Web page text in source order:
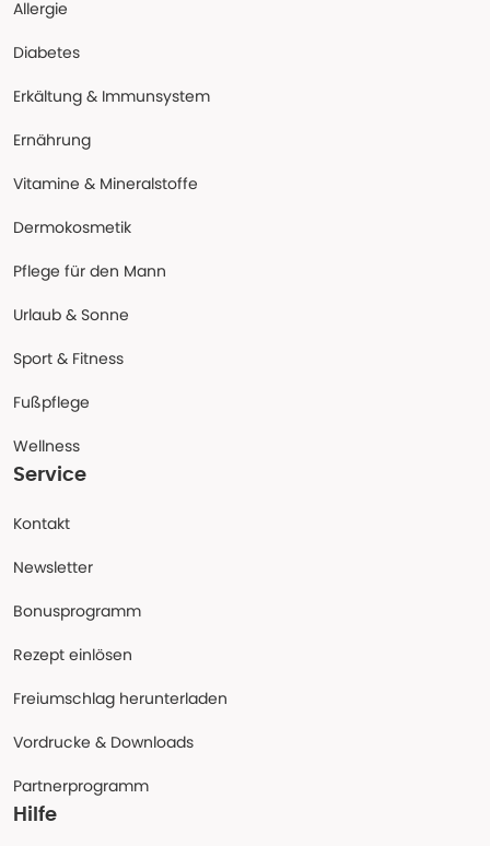
Allergie
Diabetes
Erkältung & Immunsystem
Ernährung
Vitamine & Mineralstoffe
Dermokosmetik
Pflege für den Mann
Urlaub & Sonne
Sport & Fitness
Fußpflege
Wellness
Service
Kontakt
Newsletter
Bonusprogramm
Rezept einlösen
Freiumschlag herunterladen
Vordrucke & Downloads
Partnerprogramm
Hilfe